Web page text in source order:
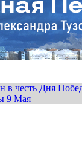
в честь Дня
9 Мая